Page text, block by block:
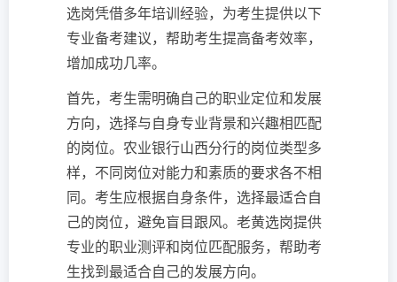
选岗凭借多年培训经验，为考生提供以下
专业备考建议，帮助考生提高备考效率，
增加成功几率。
首先，考生需明确自己的职业定位和发展
方向，选择与自身专业背景和兴趣相匹配
的岗位。农业银行山西分行的岗位类型多
样，不同岗位对能力和素质的要求各不相
同。考生应根据自身条件，选择最适合自
己的岗位，避免盲目跟风。老黄选岗提供
专业的职业测评和岗位匹配服务，帮助考
生找到最适合自己的发展方向。